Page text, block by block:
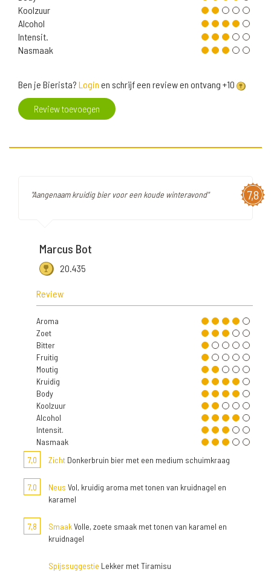
Koolzuur
Alcohol
Intensit.
Nasmaak
Ben je Bierista? Login en schrijf een review en ontvang +10
Review toevoegen
7,8
"Aangenaam kruidig bier voor een koude winteravond"
Marcus Bot
20.435
Review
Aroma
Zoet
Bitter
Fruitig
Moutig
Kruidig
Body
Koolzuur
Alcohol
Intensit.
Nasmaak
7,0
Zicht Donkerbruin bier met een medium schuimkraag
7,0 Neus Vol, kruidig aroma met tonen van kruidnagel en
karamel
7,8 SmaakVolle, zoete smaak met tonen van karamel en
kruidnagel
Spijssuggestie Lekker met Tiramisu